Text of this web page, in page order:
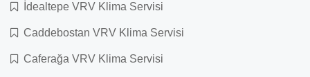
İdealtepe VRV Klima Servisi
Caddebostan VRV Klima Servisi
Caferağa VRV Klima Servisi